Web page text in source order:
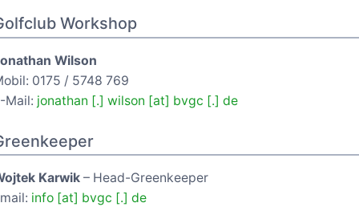
Workshop
Wilson
0175 / 5748 769
Mail: jonathan [.] wilson [at] bvgc [.] de
Karwik – Head-Greenkeeper
info [at] bvgc [.] de